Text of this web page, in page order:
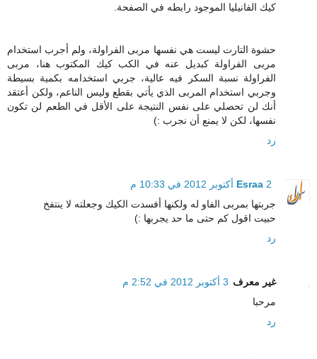
كيك الفانيليا الموجود رابطه في الصفحة.
حشوة التارت ليست هي نفسها مربى الفراولة، ولم أجرب استخدام
مربى الفراولة كبديل عنه في الكب كيك المكتوب هنا، مربى
الفراولة نسبة السكر فيه عالية، جربي استخدامه بكمية بسيطة
وجربي استخدام المربى الذي يأتي بقطع وليس الناعم، ولكن أعتقد
أنك لن تحصلي على نفس النتيجة على الأقل في الطعم لن تكون
نفسها، لكن لا يمنع أن نجرب :)
رد
Esraa 2 أكتوبر 2012 في 10:33 م
جربتها بمربى الفاو له ولكنها أفسدت الكيك وجعلته لا ينتفخ
حبيت اقول كم حتى ما حد يجربها :)
رد
غير معرف 3 أكتوبر 2012 في 2:52 م
مرحبا
رد